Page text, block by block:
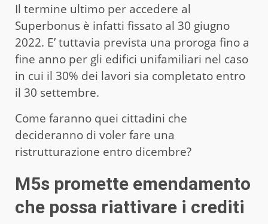
Il termine ultimo per accedere al
Superbonus è infatti fissato al 30 giugno
2022. E’ tuttavia prevista una proroga fino a
fine anno per gli edifici unifamiliari nel caso
in cui il 30% dei lavori sia completato entro
il 30 settembre.
Come faranno quei cittadini che
decideranno di voler fare una
ristrutturazione entro dicembre?
M5s promette emendamento
che possa riattivare i crediti